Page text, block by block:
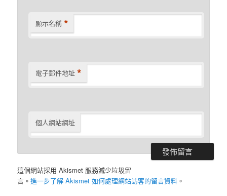
顯示名稱 *
電子郵件地址 *
個人網站網址
這個網站採用 Akismet 服務減少垃圾留
言。進一步了解 Akismet 如何處理網站訪客的留言資料 。